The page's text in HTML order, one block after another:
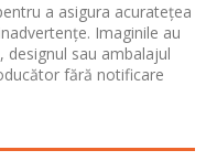
a asigura acuratețea
Imaginile au
sau ambalajul
fără notificare